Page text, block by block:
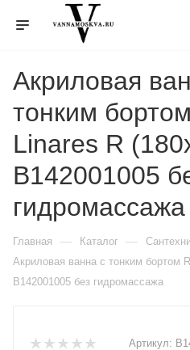
Акриловая
тонким
Linares R
B142001005
гидромассажа
Главная — Каталог —
Акриловая ванна с тонким бортом
B142001005 без гидромассажа
Артикул: